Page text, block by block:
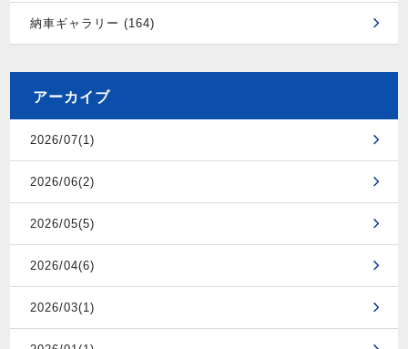
納車ギャラリー (164)
アーカイブ
2026/07(1)
2026/06(2)
2026/05(5)
2026/04(6)
2026/03(1)